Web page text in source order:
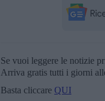
Se vuoi leggere le notizie
Arriva gratis tutti i giorni
Basta cliccare QUI